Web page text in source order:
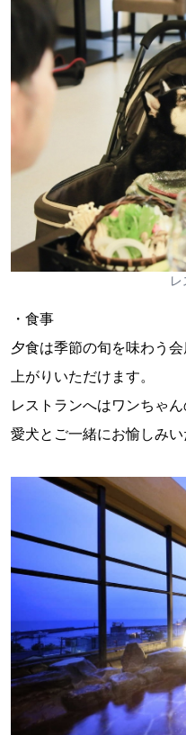
・食事
夕食は季節の旬を味わう
上がりいただけます。
レストランへはワンちゃ
愛犬とご一緒にお愉しみい